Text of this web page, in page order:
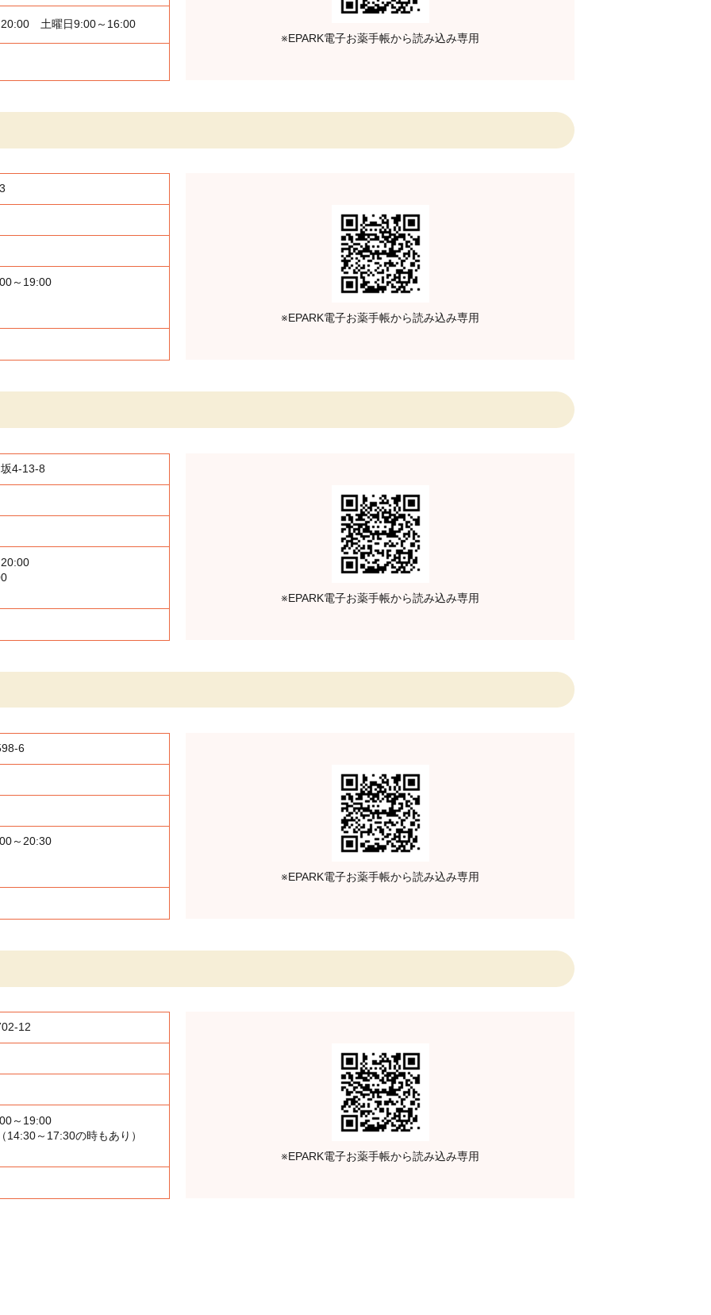
20:00 土曜日9:00～16:00
※EPARK電子お薬手帳から読み込み専用
～19:00
※EPARK電子お薬手帳から読み込み専用
4-13-8
※EPARK電子お薬手帳から読み込み専用
6
～20:30
※EPARK電子お薬手帳から読み込み専用
12
～19:00
14:30～17:30の時もあり）
※EPARK電子お薬手帳から読み込み専用